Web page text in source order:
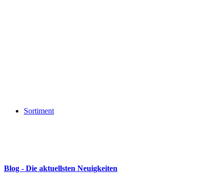
Sortiment
Blog - Die aktuellsten Neuigkeiten